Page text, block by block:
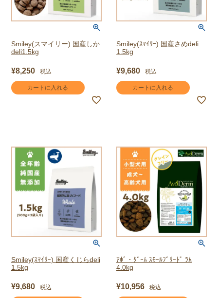
Smiley(スマイリー) 国産しか
deli1.5kg
¥8,250 税込
カートに入れる
Smiley(ｽﾏｲﾘｰ) 国産さめdeli
1.5kg
¥9,680 税込
カートに入れる
Smiley(ｽﾏｲﾘｰ) 国産くじらdeli
1.5kg
¥9,680 税込
ｱﾎﾞ・ﾀﾞｰﾑ ｽﾓｰﾙﾌﾞﾘｰﾄﾞ ﾗﾑ
4.0kg
¥10,956 税込